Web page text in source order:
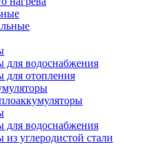
для водоснабжения
для отопления
для водоснабжения
углеродистой стали